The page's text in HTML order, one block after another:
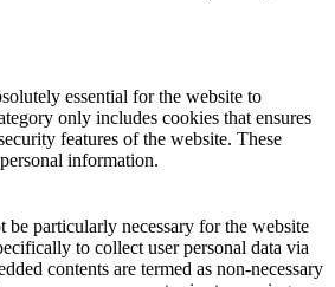
essential for the website to
only includes cookies that ensures
features of the website. These
information.
be particularly necessary for the website
to collect user personal data via
contents are termed as non-necessary